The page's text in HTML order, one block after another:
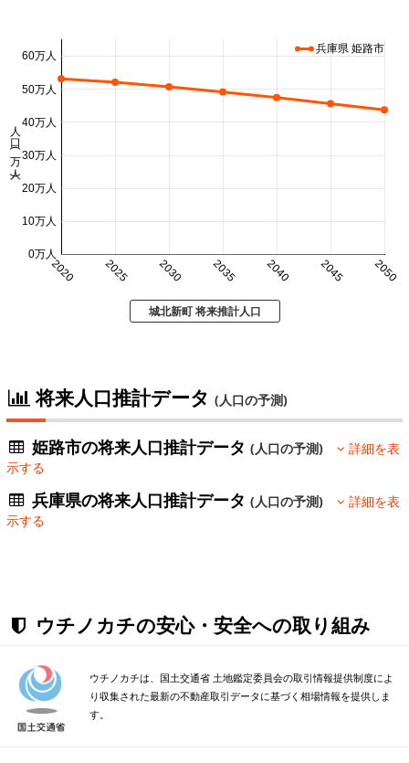
2020 2025 2030 2035 2040 2045 2050
0万人
10万人
20万人
30万人
40万人
50万人
60万人
人口 (万人)
兵庫県 姫路市
城北新町 将来推計人口
将来人口推計データ (人口の予測)
姫路市の将来人口推計データ(人口の予測)
詳細を表
示する
兵庫県の将来人口推計データ(人口の予測)
詳細を表
示する
ウチノカチの安心・安全への取り組み
ウチノカチは、国土交通省 土地鑑定委員会の取引情報提供制度によ
り収集された最新の不動産取引データに基づく相場情報を提供しま
す。